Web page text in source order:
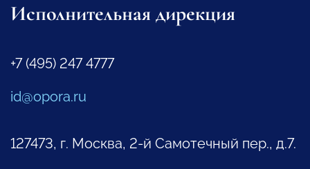
Исполнительная дирекция
+7 (495) 247 4777
id@opora.ru
127473, г. Москва, 2-й Самотечный пер., д.7.